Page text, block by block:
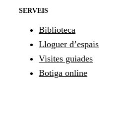
SERVEIS
Biblioteca
Lloguer d’espais
Visites guiades
Botiga online